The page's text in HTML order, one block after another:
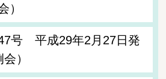
）
号 平成29年2月27日発
）